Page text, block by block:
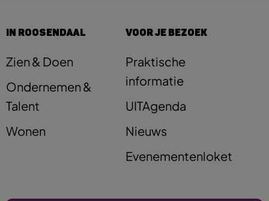
IN ROOSENDAAL
Zien & Doen
Ondernemen &
Talent
Wonen
VOOR JE BEZOEK
Praktische
informatie
UITAgenda
Nieuws
Evenementenloket